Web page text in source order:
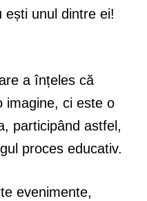
ești unul dintre ei!
a înțeles că
imagine, ci este o
participând astfel,
proces educativ.
evenimente,